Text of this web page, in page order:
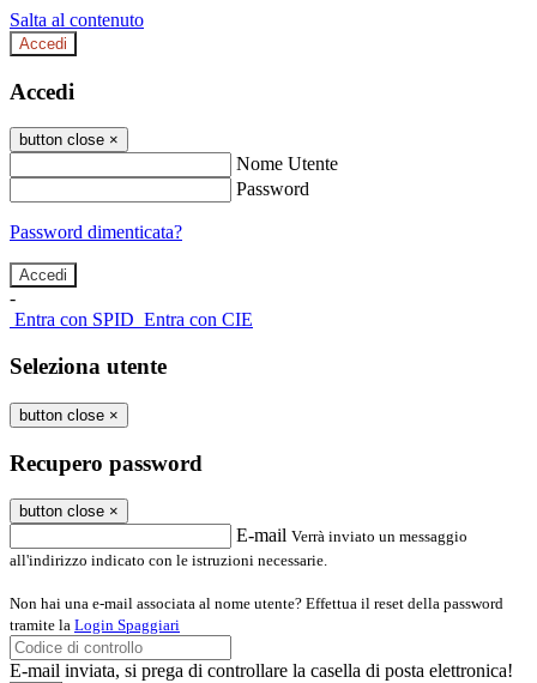
Salta al contenuto
Accedi
Accedi
button close ×
Nome Utente
Password
Password dimenticata?
-
Entra con SPID Entra con CIE
Seleziona utente
button close ×
Recupero password
button close ×
E-mail Verrà inviato un messaggio
all'indirizzo indicato con le istruzioni necessarie.
Non hai una e-mail associata al nome utente? Effettua il reset della password
tramite la Login Spaggiari
E-mail inviata, si prega di controllare la casella di posta elettronica!